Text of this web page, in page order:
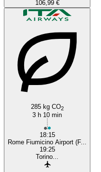
106,99 €
285 kg CO2
3 h 10 min
18:15
Rome Fiumicino Airport (F...
19:25
Torino...